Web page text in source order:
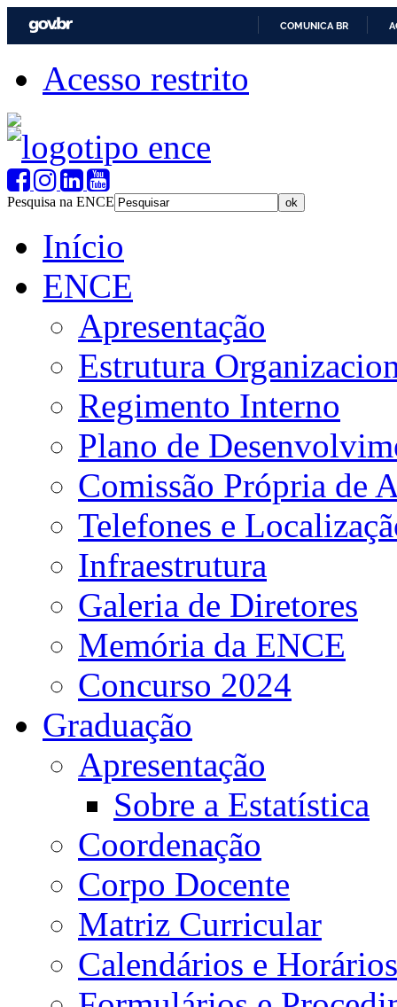
COMUNICA BR
Acesso restrito
Pesquisa na ENCE
Início
ENCE
Apresentação
Estrutura
Regimento Interno
Plano de
Comissão Própria de
Telefones e
Infraestrutura
Galeria de Diretores
Memória da ENCE
Concurso 2024
Graduação
Apresentação
Sobre a Estatística
Coordenação
Corpo Docente
Matriz Curricular
Calendários e Horários